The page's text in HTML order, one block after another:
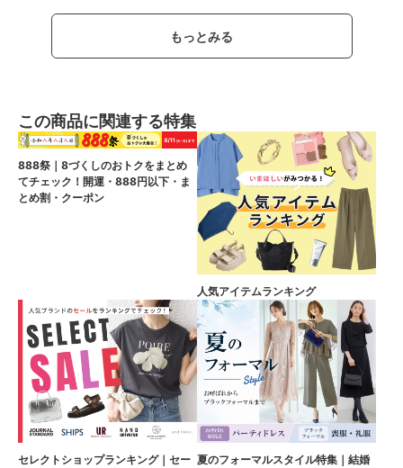
もっとみる
この商品に関連する特集
888祭｜8づくしのおトクをまとめ
てチェック！開運・888円以下・ま
とめ割・クーポン
人気アイテムランキング
セレクトショップランキング｜セー 夏のフォーマルスタイル特集｜結婚